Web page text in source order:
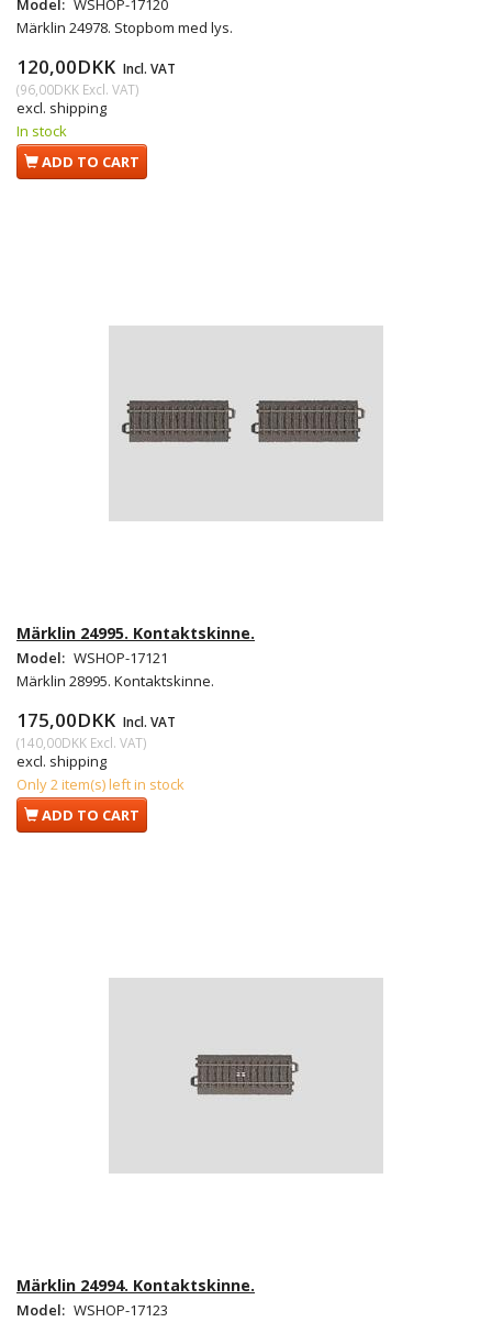
Model: WSHOP-17120
Märklin 24978. Stopbom med lys.
120,00DKK Incl. VAT
(96,00DKK Excl. VAT)
excl. shipping
In stock
ADD TO CART
Märklin 24995. Kontaktskinne.
Model: WSHOP-17121
Märklin 28995. Kontaktskinne.
175,00DKK Incl. VAT
(140,00DKK Excl. VAT)
excl. shipping
Only 2 item(s) left in stock
ADD TO CART
Märklin 24994. Kontaktskinne.
Model: WSHOP-17123